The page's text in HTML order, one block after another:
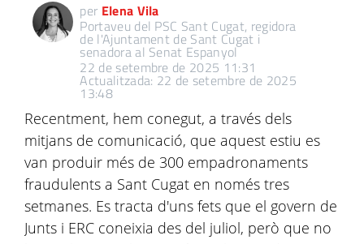
per Elena Vila
Portaveu del PSC Sant Cugat, regidora
de l'Ajuntament de Sant Cugat i
senadora al Senat Espanyol
22 de setembre de 2025 11:31
Actualitzada: 22 de setembre de 2025
13:48
Recentment, hem conegut, a través dels
mitjans de comunicació, que aquest estiu es
van produir més de 300 empadronaments
fraudulents a Sant Cugat en només tres
setmanes. Es tracta d'uns fets que el govern de
Junts i ERC coneixia des del juliol, però que no